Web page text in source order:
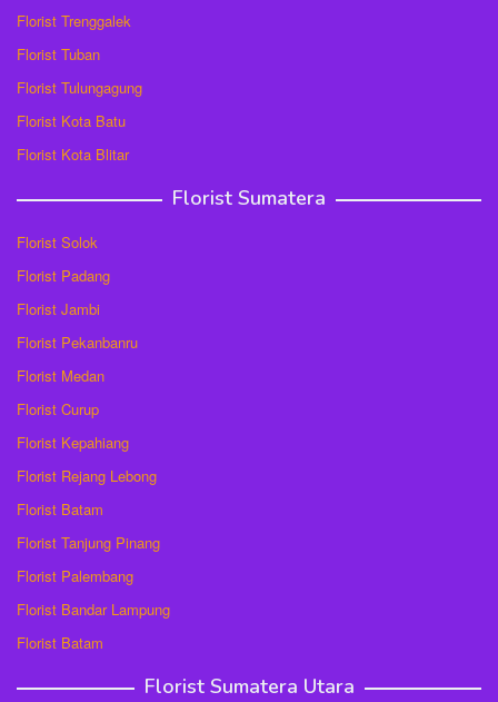
Florist Trenggalek
Florist Tuban
Florist Tulungagung
Florist Kota Batu
Florist Kota Blitar
Florist Sumatera
Florist Solok
Florist Padang
Florist Jambi
Florist Pekanbanru
Florist Medan
Florist Curup
Florist Kepahiang
Florist Rejang Lebong
Florist Batam
Florist Tanjung Pinang
Florist Palembang
Florist Bandar Lampung
Florist Batam
Florist Sumatera Utara